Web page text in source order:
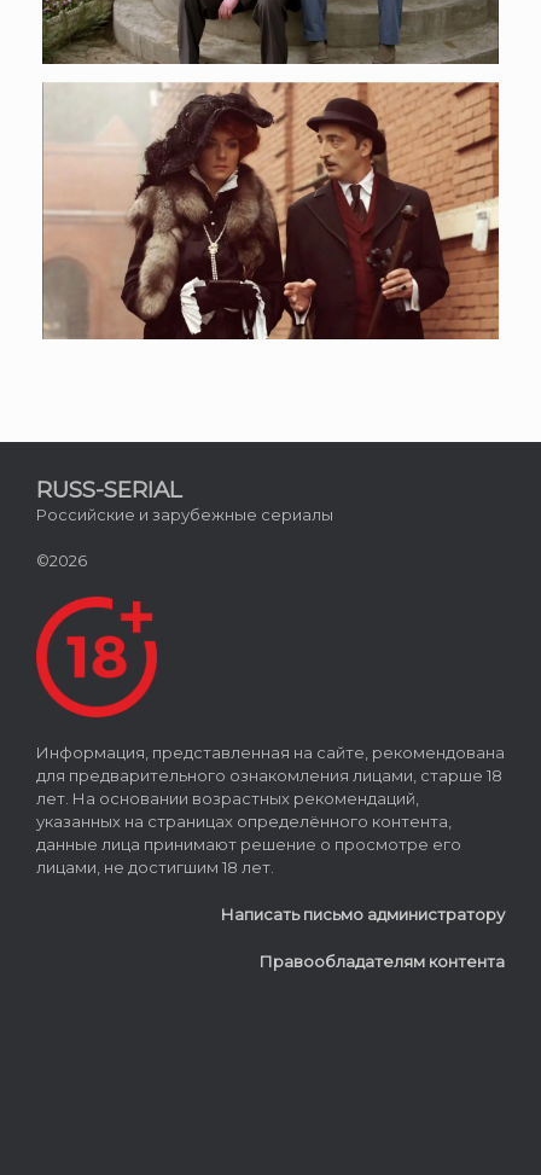
RUSS-SERIAL
Российские и зарубежные сериалы
©2026
Информация, представленная на сайте, рекомендована
для предварительного ознакомления лицами, старше 18
лет. На основании возрастных рекомендаций,
указанных на страницах определённого контента,
данные лица принимают решение о просмотре его
лицами, не достигшим 18 лет.
Написать письмо администратору
Правообладателям контента